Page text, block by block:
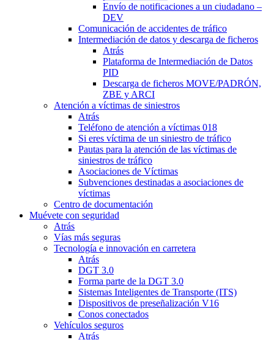
Envío de notificaciones a un ciudadano –
DEV
Comunicación de accidentes de tráfico
Intermediación de datos y descarga de ficheros
Atrás
Plataforma de Intermediación de Datos
PID
Descarga de ficheros MOVE/PADRÓN,
ZBE y ARCI
Atención a víctimas de siniestros
Atrás
Teléfono de atención a víctimas 018
Si eres víctima de un siniestro de tráfico
Pautas para la atención de las víctimas de
siniestros de tráfico
Asociaciones de Víctimas
Subvenciones destinadas a asociaciones de
víctimas
Centro de documentación
Muévete con seguridad
Atrás
Vías más seguras
Tecnología e innovación en carretera
Atrás
DGT 3.0
Forma parte de la DGT 3.0
Sistemas Inteligentes de Transporte (ITS)
Dispositivos de preseñalización V16
Conos conectados
Vehículos seguros
Atrás